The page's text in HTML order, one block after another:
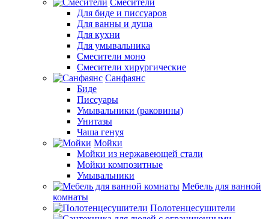
Смесители
Для биде и писсуаров
Для ванны и душа
Для кухни
Для умывальника
Смесители моно
Смесители хирургические
Санфаянс
Биде
Писсуары
Умывальники (раковины)
Унитазы
Чаша генуя
Мойки
Мойки из нержавеющей стали
Мойки композитные
Умывальники
Мебель для ванной
комнаты
Полотенцесушители